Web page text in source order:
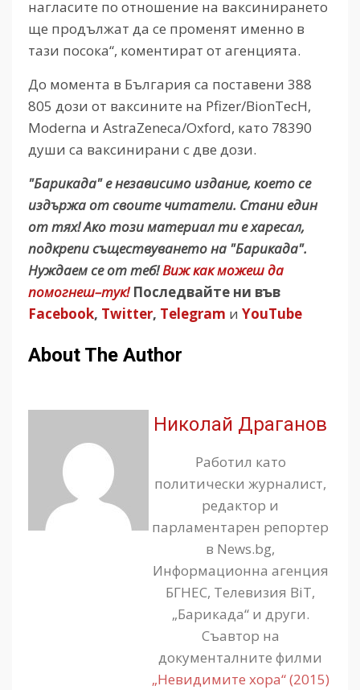
нагласите по отношение на ваксинирането
ще продължат да се променят именно в
тази посока“, коментират от агенцията.
До момента в България са поставени 388
805 дози от ваксините на Pfizer/BionTecH,
Moderna и AstraZeneca/Oxford, като 78390
души са ваксинирани с две дози.
"Барикада" е независимо издание, което се
издържа от своите читатели. Стани един
от тях! Ако този материал ти е харесал,
подкрепи съществуването на "Барикада".
Нуждаем се от теб!Виж как можеш да
помогнеш–тук! Последвайте ни във
Facebook, Twitter, Telegram и YouTube
About The Author
Николай Драганов
Работил като
политически журналист,
редактор и
парламентарен репортер
в News.bg,
Информационна агенция
БГНЕС, Телевизия BiT,
„Барикада“ и други.
Съавтор на
документалните филми
„Невидимите хора“ (2015)